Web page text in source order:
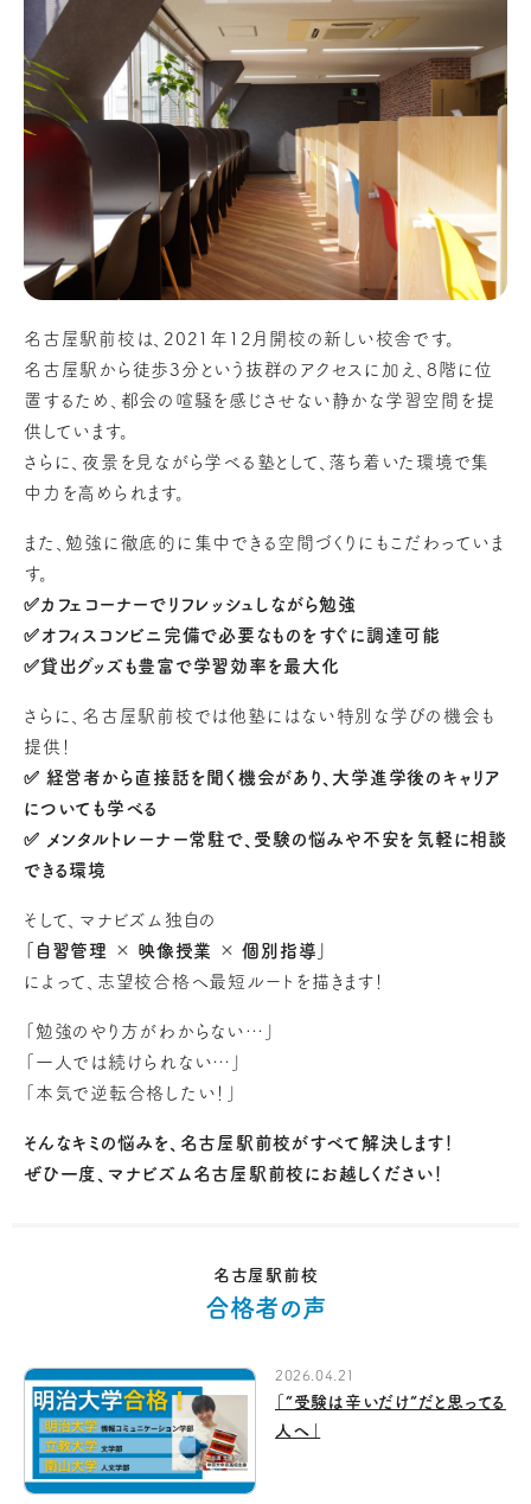
名古屋駅前校は、2021年12月開校の新しい校舎です。
名古屋駅から徒歩3分という抜群のアクセスに加え、8階に位
置するため、都会の喧騒を感じさせない静かな学習空間を提
供しています。
さらに、夜景を見ながら学べる塾として、落ち着いた環境で集
中力を高められます。
また、勉強に徹底的に集中できる空間づくりにもこだわっていま
す。
✅カフェコーナーでリフレッシュしながら勉強
✅オフィスコンビニ完備で必要なものをすぐに調達可能
✅貸出グッズも豊富で学習効率を最大化
さらに、名古屋駅前校では他塾にはない特別な学びの機会も
提供！
✅ 経営者から直接話を聞く機会があり、大学進学後のキャリア
についても学べる
✅ メンタルトレーナー常駐で、受験の悩みや不安を気軽に相談
できる環境
そして、マナビズム独自の
「自習管理 × 映像授業 × 個別指導」
によって、志望校合格へ最短ルートを描きます！
「勉強のやり方がわからない…」
「一人では続けられない…」
「本気で逆転合格したい！」
そんなキミの悩みを、名古屋駅前校がすべて解決します！
ぜひ一度、マナビズム名古屋駅前校にお越しください！
名古屋駅前校
合格者の声
2026.04.21
「“受験は辛いだけ”だと思ってる
人へ」